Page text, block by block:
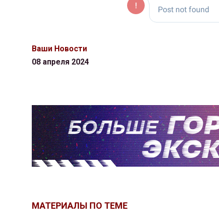
Ваши Новости
08 апреля 2024
МАТЕРИАЛЫ ПО ТЕМЕ